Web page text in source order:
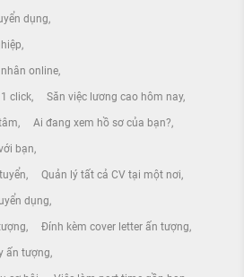
dụng
online
click Săn việc lương cao hôm nay
Ai đang xem hồ sơ của bạn?
bạn
Quản lý tất cả CV tại một nơi
dụng
Đính kèm cover letter ấn tượng
ấn tượng